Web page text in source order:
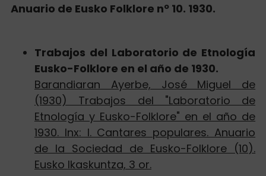
Anuario de Eusko Folklore nº 10. 1930.
Trabajos del Laboratorio de Etnología
Eusko-Folklore en el año de 1930.
Barandiaran Ayerbe, José Miguel de
(1930) Trabajos del "Laboratorio de
Etnología y Eusko-Folklore" en el año de
1930. Inx: I. Cantares populares. Anuario
de la Sociedad de Eusko-Folklore (10).
Eusko Ikaskuntza, 3 or.